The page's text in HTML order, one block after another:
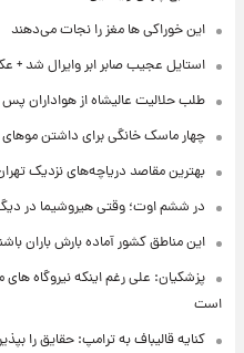
این خوراکی ها مغز را نجات می‌دهند
استایل عجیب صابر ابر وایرال شد +
طلب حلالیت عالیشاه از هواداران
چهار ماسک خانگی برای داشتن
بهترین مقاصد دریاچه‌های نزدیک
در ششم اوت؛ وقتی هیروشیما در
این مناطق کشور آماده بارش باران
پزشکیان: علی رغم اینکه نیروگاه های
است
کنایه قالیباف به ترامپ: حقایق را